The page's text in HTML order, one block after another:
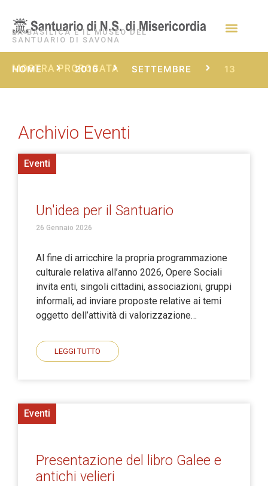
LA BASILICA E IL MUSEO DEL
SANTUARIO DI SAVONA
MOSTRA PROROGATA
HOME 2016 SETTEMBRE 13
Archivio Eventi
Eventi
Un'idea per il Santuario
26 Gennaio 2026
Al fine di arricchire la propria programmazione
culturale relativa all’anno 2026, Opere Sociali
invita enti, singoli cittadini, associazioni, gruppi
informali, ad inviare proposte relative ai temi
oggetto dell’attività di valorizzazione…
LEGGI TUTTO
Eventi
Presentazione del libro Galee e
antichi velieri